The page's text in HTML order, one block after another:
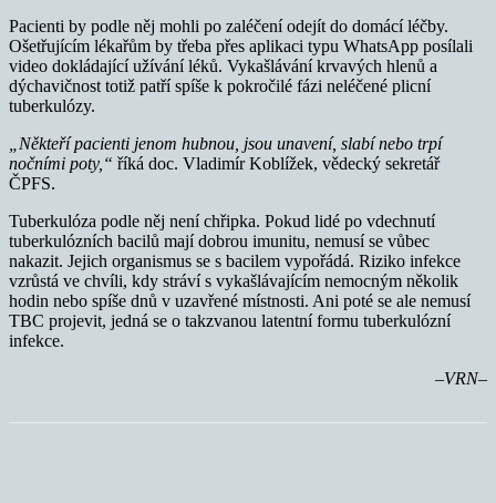
Pacienti by podle něj mohli po zaléčení odejít do domácí léčby.
Ošetřujícím lékařům by třeba přes aplikaci typu WhatsApp posílali
video dokládající užívání léků. Vykašlávání krvavých hlenů a
dýchavičnost totiž patří spíše k pokročilé fázi neléčené plicní
tuberkulózy.
„Někteří pacienti jenom hubnou, jsou unavení, slabí nebo trpí
nočními poty,“ říká doc. Vladimír Koblížek, vědecký sekretář
ČPFS.
Tuberkulóza podle něj není chřipka. Pokud lidé po vdechnutí
tuberkulózních bacilů mají dobrou imunitu, nemusí se vůbec
nakazit. Jejich organismus se s bacilem vypořádá. Riziko infekce
vzrůstá ve chvíli, kdy stráví s vykašlávajícím nemocným několik
hodin nebo spíše dnů v uzavřené místnosti. Ani poté se ale nemusí
TBC projevit, jedná se o takzvanou latentní formu tuberkulózní
infekce.
–VRN–